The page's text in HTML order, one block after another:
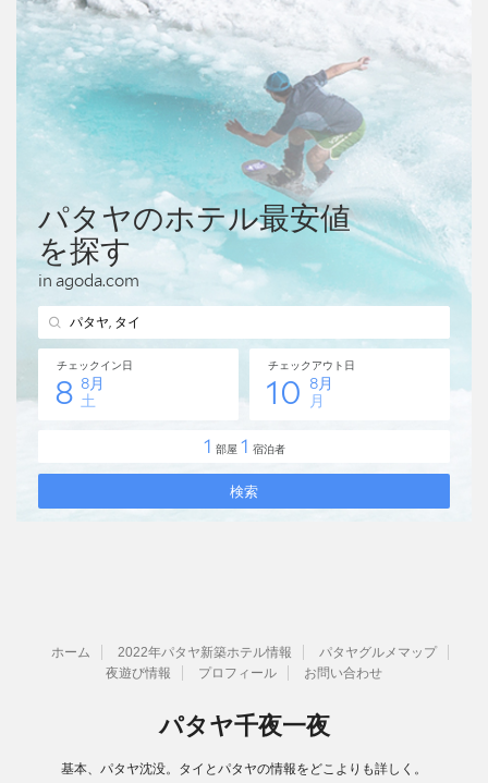
ホーム 2022年パタヤ新築ホテル情報
パタヤグルメマップ
夜遊び情報
プロフィール お問い合わせ
パタヤ千夜一夜
基本、パタヤ沈没。タイとパタヤの情報をどこよりも詳しく。